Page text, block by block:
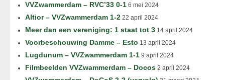
VVZwammerdam – RVC’33 0-1 6 mei 2024
Altior – VVZwammerdam 1-2 22 april 2024
Meer dan een vereniging: 1 staat tot 3 14 april 2024
Voorbeschouwing Damme – Esto 13 april 2024
Lugdunum – VVZwammerdam 1-1 9 april 2024
Filmbeelden VVZwammerdam – Docos 2 april 2024